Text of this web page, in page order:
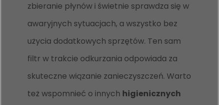
zbieranie płynów i świetnie sprawdza się w
awaryjnych sytuacjach, a wszystko bez
użycia dodatkowych sprzętów. Ten sam
filtr w trakcie odkurzania odpowiada za
skuteczne wiązanie zanieczyszczeń. Warto
też wspomnieć o innych higienicznych